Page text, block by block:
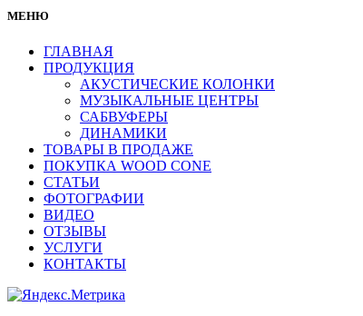
МЕНЮ
ГЛАВНАЯ
ПРОДУКЦИЯ
АКУСТИЧЕСКИЕ КОЛОНКИ
МУЗЫКАЛЬНЫЕ ЦЕНТРЫ
САБВУФЕРЫ
ДИНАМИКИ
ТОВАРЫ В ПРОДАЖЕ
ПОКУПКА WOOD CONE
СТАТЬИ
ФОТОГРАФИИ
ВИДЕО
ОТЗЫВЫ
УСЛУГИ
КОНТАКТЫ